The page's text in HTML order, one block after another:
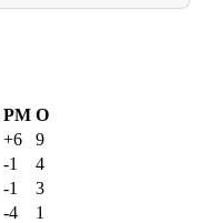
РМ О
+6
9
-1
4
-1
3
-4
1